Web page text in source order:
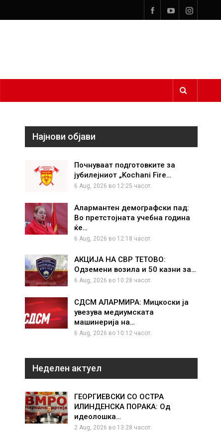
Најнови објави
Почнуваат подготовките за
јубилејниот „Kochani Fire…
6 Aug, 2026 во 12:25 часот.
Алармантен демографски пад:
Во претстојната учебна година
ќе…
6 Aug, 2026 во 12:18 часот.
АКЦИЈА НА СВР ТЕТОВО:
Одземени возила и 50 казни за…
6 Aug, 2026 во 10:28 часот.
СДСМ АЛАРМИРА: Мицкоски ја
увезува медиумската
машинерија на…
6 Aug, 2026 во 10:12 часот.
Неделен актуел
ГЕОРГИЕВСКИ СО ОСТРА
ИЛИНДЕНСКА ПОРАКА: Од
идеолошка…
2 Aug, 2026 во 13:28 часот.